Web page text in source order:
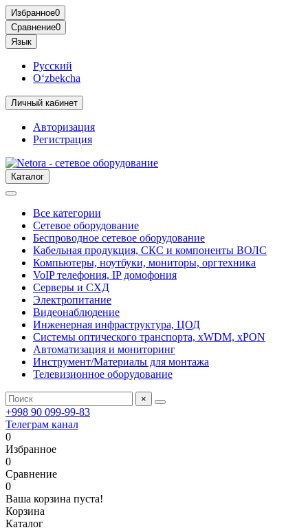
Избранное0
Сравнение0
Язык
Русский
O‘zbekcha
Личный кабинет
Авторизация
Регистрация
Каталог
Все категории
Сетевое оборудование
Беспроводное сетевое оборудование
Кабельная продукция, СКС и компоненты ВОЛС
Компьютеры, ноутбуки, мониторы, оргтехника
VoIP телефония, IP домофония
Серверы и СХД
Электропитание
Видеонаблюдение
Инженерная инфраструктура, ЦОД
Системы оптического транспорта, xWDM, xPON
Автоматизация и мониторинг
Инструмент/Материалы для монтажа
Телевизионное оборудование
×
+998 90 099-99-83
Телеграм канал
0
Избранное
0
Сравнение
0
Ваша корзина пуста!
Корзина
Каталог